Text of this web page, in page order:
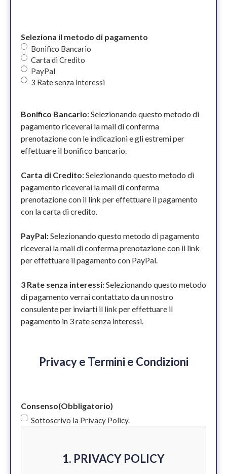
Seleziona il metodo di pagamento
Bonifico Bancario
Carta di Credito
PayPal
3 Rate senza interessi
Bonifico Bancario: Selezionando questo metodo di
pagamento riceverai la mail di conferma
prenotazione con le indicazioni e gli estremi per
effettuare il bonifico bancario.
Carta di Credito: Selezionando questo metodo di
pagamento riceverai la mail di conferma
prenotazione con il link per effettuare il pagamento
con la carta di credito.
PayPal:Selezionando questo metodo di pagamento
riceverai la mail di conferma prenotazione con il link
per effettuare il pagamento con PayPal.
3 Rate senza interessi:Selezionando questo metodo
di pagamento verrai contattato da un nostro
consulente per inviarti il link per effettuare il
pagamento in 3 rate senza interessi.
Privacy e Termini e Condizioni
Consenso(Obbligatorio)
Sottoscrivo la Privacy Policy.
1. PRIVACY POLICY